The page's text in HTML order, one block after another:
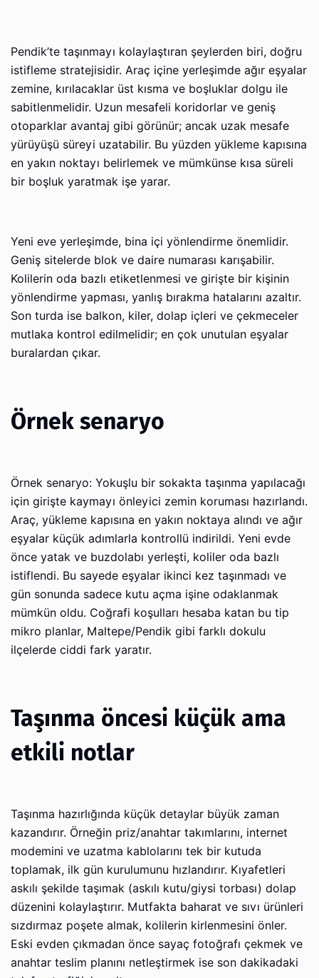
Pendik’te taşınmayı kolaylaştıran şeylerden biri, doğru
istifleme stratejisidir. Araç içine yerleşimde ağır eşyalar
zemine, kırılacaklar üst kısma ve boşluklar dolgu ile
sabitlenmelidir. Uzun mesafeli koridorlar ve geniş
otoparklar avantaj gibi görünür; ancak uzak mesafe
yürüyüşü süreyi uzatabilir. Bu yüzden yükleme kapısına
en yakın noktayı belirlemek ve mümkünse kısa süreli
bir boşluk yaratmak işe yarar.
Yeni eve yerleşimde, bina içi yönlendirme önemlidir.
Geniş sitelerde blok ve daire numarası karışabilir.
Kolilerin oda bazlı etiketlenmesi ve girişte bir kişinin
yönlendirme yapması, yanlış bırakma hatalarını azaltır.
Son turda ise balkon, kiler, dolap içleri ve çekmeceler
mutlaka kontrol edilmelidir; en çok unutulan eşyalar
buralardan çıkar.
Örnek senaryo
Örnek senaryo: Yokuşlu bir sokakta taşınma yapılacağı
için girişte kaymayı önleyici zemin koruması hazırlandı.
Araç, yükleme kapısına en yakın noktaya alındı ve ağır
eşyalar küçük adımlarla kontrollü indirildi. Yeni evde
önce yatak ve buzdolabı yerleşti, koliler oda bazlı
istiflendi. Bu sayede eşyalar ikinci kez taşınmadı ve
gün sonunda sadece kutu açma işine odaklanmak
mümkün oldu. Coğrafi koşulları hesaba katan bu tip
mikro planlar, Maltepe/Pendik gibi farklı dokulu
ilçelerde ciddi fark yaratır.
Taşınma öncesi küçük ama
etkili notlar
Taşınma hazırlığında küçük detaylar büyük zaman
kazandırır. Örneğin priz/anahtar takımlarını, internet
modemini ve uzatma kablolarını tek bir kutuda
toplamak, ilk gün kurulumunu hızlandırır. Kıyafetleri
askılı şekilde taşımak (askılı kutu/giysi torbası) dolap
düzenini kolaylaştırır. Mutfakta baharat ve sıvı ürünleri
sızdırmaz poşete almak, kolilerin kirlenmesini önler.
Eski evden çıkmadan önce sayaç fotoğrafı çekmek ve
anahtar teslim planını netleştirmek ise son dakikadaki